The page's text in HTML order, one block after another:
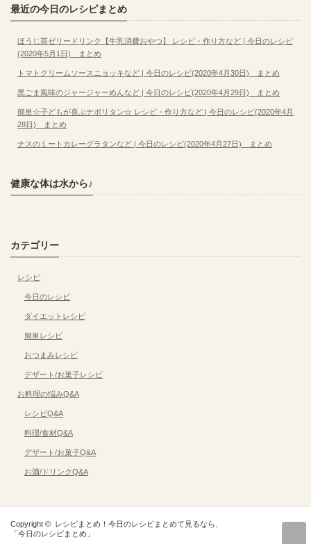
最近の今日のレシピまとめ
ほうじ茶ゼリードリンク【牛乳消費おやつ】 レシピ・作り方など | 今日のレシピ
(2020年5月1日) まとめ
トマトクリームソースニョッキなど | 今日のレシピ(2020年4月30日) まとめ
黒ごま風味のジャージャーめんなど | 今日のレシピ(2020年4月29日) まとめ
簡単☆子どもが喜ぶナポリタン☆ レシピ・作り方など | 今日のレシピ(2020年4月
28日) まとめ
ナスのミートカレーグラタンなど | 今日のレシピ(2020年4月27日) まとめ
健康な体は水から♪
カテゴリー
レシピ
今日のレシピ
ダイエットレシピ
簡単レシピ
おつまみレシピ
デザート/お菓子レシピ
お料理の悩みQ&A
レシピQ&A
料理/食材Q&A
デザート/お菓子Q&A
お酒/ドリンクQ&A
Copyright © レシピまとめ！今日のレシピまとめて見るなら、
「今日のレシピまとめ」